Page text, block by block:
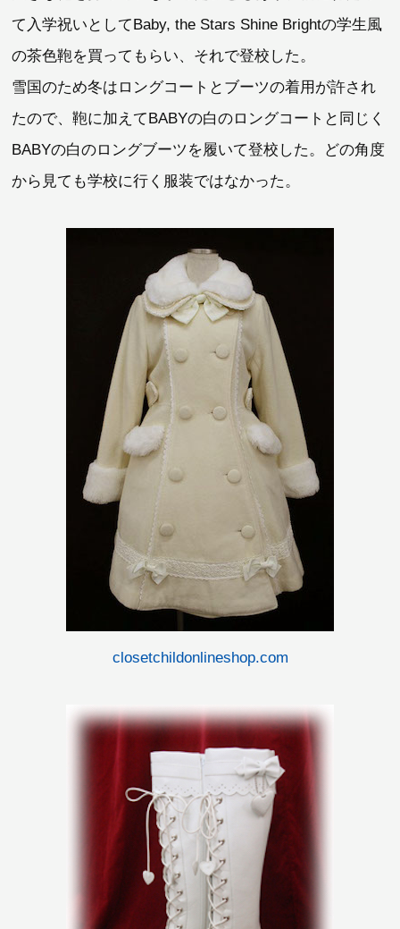
て入学祝いとしてBaby, the Stars Shine Brightの学生風
の茶色鞄を買ってもらい、それで登校した。
雪国のため冬はロングコートとブーツの着用が許され
たので、鞄に加えてBABYの白のロングコートと同じく
BABYの白のロングブーツを履いて登校した。どの角度
から見ても学校に行く服装ではなかった。
closetchildonlineshop.com